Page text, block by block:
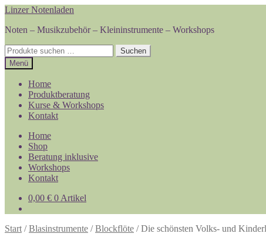
Zur
springen
Zum
springen
Linzer Notenladen
Noten – Musikzubehör – Kleininstrumente – Workshops
Suchen
nach:
Suchen
Menü
Home
Produktberatung
Kurse & Workshops
Kontakt
Home
Shop
Beratung inklusive
Workshops
Kontakt
0,00 € 0 Artikel
Start /Blasinstrumente /Blockflöte /Die schönsten Volks- und